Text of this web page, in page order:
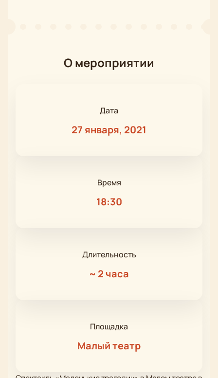
О мероприятии
Дата
27 января, 2021
Время
18:30
Длительность
~ 2 часа
Площадка
Малый театр